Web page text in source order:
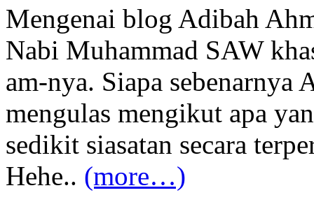
Mengenai blog Adibah
Nabi Muhammad SAW
am-nya. Siapa sebenarnya
mengulas mengikut apa
sedikit siasatan secara
Hehe.. (more…)